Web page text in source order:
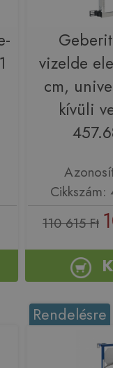
vizelde
cm,
kívüli
110 615 Ft
Rendelésre